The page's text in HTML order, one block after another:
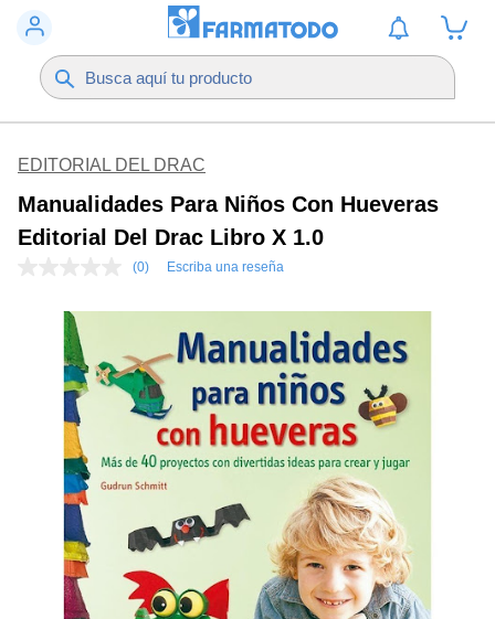
EDITORIAL DEL DRAC
Manualidades Para Niños Con Hueveras
Editorial Del Drac Libro X 1.0
Enlace
misma
página.
(0) Escriba una reseña